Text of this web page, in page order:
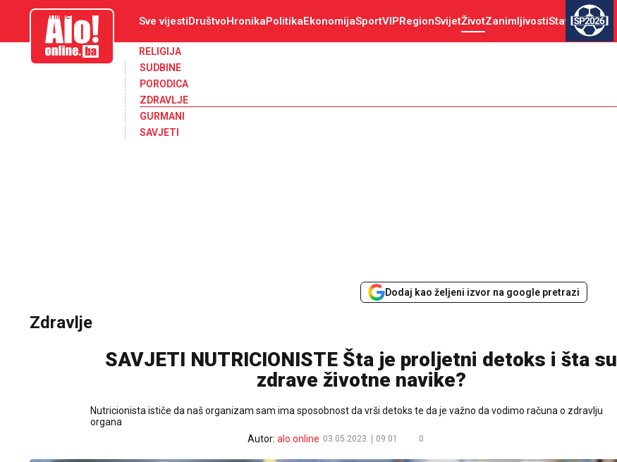
aloonline.ba Sve vijestiDruštvoHronikaPolitikaEkonomijaSportVIPRegionSvijetŽivotZanimljivostiStav SP2026
RELIGIJA
SUDBINE
PORODICA
ZDRAVLJE
GURMANI
SAVJETI
Dodaj kao željeni izvor na google pretrazi
Zdravlje
SAVJETI NUTRICIONISTE Šta je proljetni detoks i šta su
zdrave životne navike?
Nutricionista ističe da naš organizam sam ima sposobnost da vrši detoks te da je važno da vodimo računa o zdravlju
organa
Autor: alo.online 03.05.2023. 09:01 0